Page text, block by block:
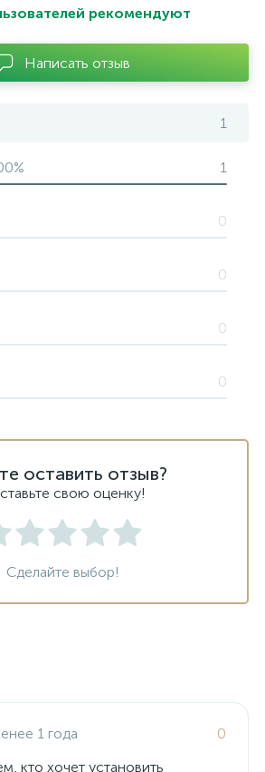
оставить отзыв?
свою оценку!
Сделайте выбор!
1 года
0
кто хочет установить
рекомендуют
Написать отзыв
1
1
0
0
0
0